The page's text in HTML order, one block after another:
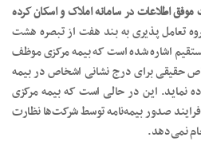
اطلاعات در سامانه املاک و اسکان کرده
تعامل پذیری به بند هفت از تبصره هشت
مستقیم اشاره شده است که بیمه مرکزی موظف
حقیقی برای درج نشانی اشخاص در بیمه
نماید. این در حالی است که بیمه مرکزی
صدور بیمه‌نامه توسط شرکت‌ها نظارت
نمی‌دهد.